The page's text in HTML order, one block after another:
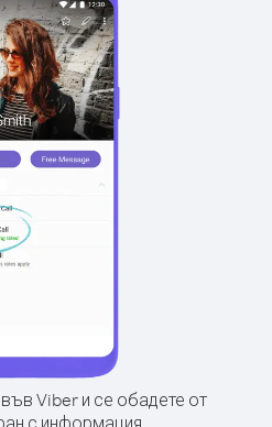
Viber и се обадете от
с информация